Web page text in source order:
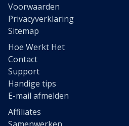
Voorwaarden
Privacyverklaring
Sitemap
Hoe Werkt Het
Contact
Support
Handige tips
E-mail afmelden
Affiliates